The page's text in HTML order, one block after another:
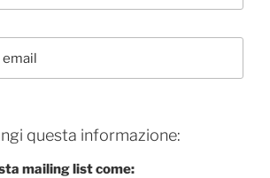
questa informazione:
mailing list come: